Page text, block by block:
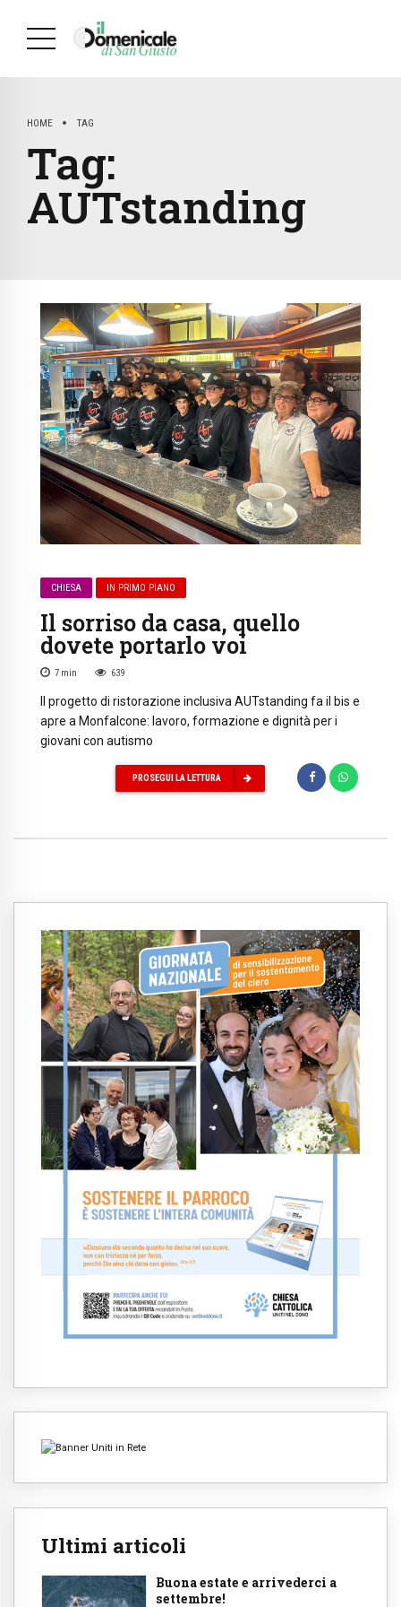
HOME TAG
Tag:
AUTstanding
CHIESA IN PRIMO PIANO
Il sorriso da casa, quello
dovete portarlo voi
7 min 639
Il progetto di ristorazione inclusiva AUTstanding fa il bis e
apre a Monfalcone: lavoro, formazione e dignità per i
giovani con autismo
PROSEGUI LA LETTURA
Ultimi articoli
Buona estate e arrivederci a
settembre!